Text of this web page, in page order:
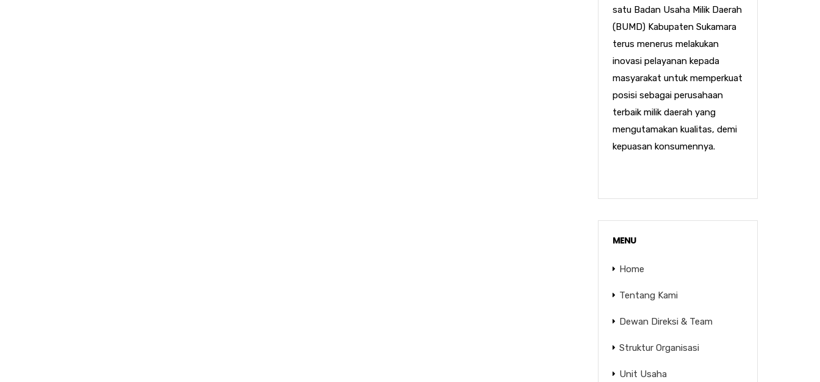
satu Badan Usaha Milik Daerah
(BUMD) Kabupaten Sukamara
terus menerus melakukan
inovasi pelayanan kepada
masyarakat untuk memperkuat
posisi sebagai perusahaan
terbaik milik daerah yang
mengutamakan kualitas, demi
kepuasan konsumennya.
MENU
Home
Tentang Kami
Dewan Direksi & Team
Struktur Organisasi
Unit Usaha